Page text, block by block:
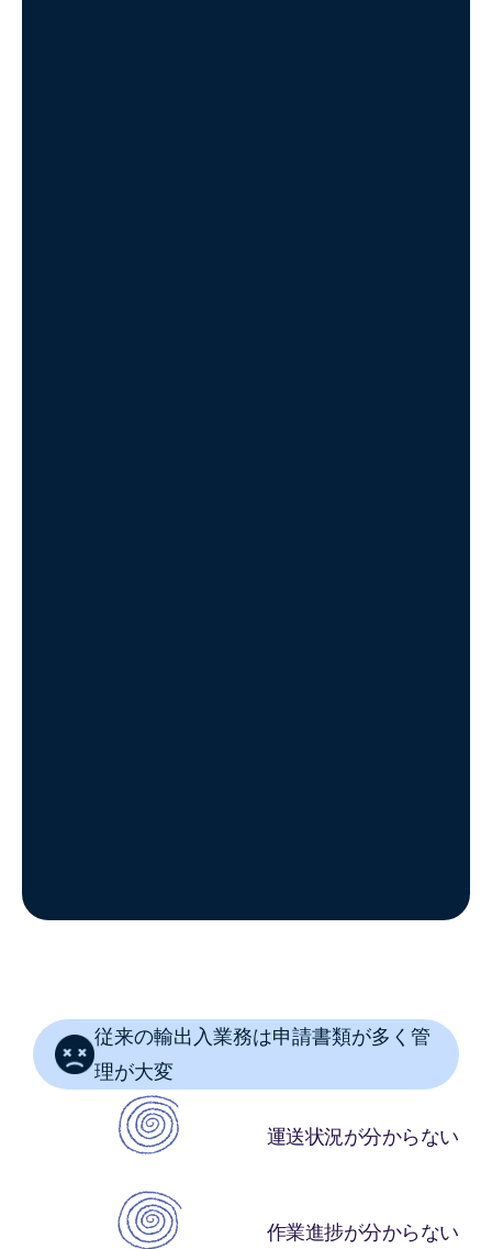
従来の輸出入業務は申請書類が多く管
理が大変
運送状況が分からない
作業進捗が分からない